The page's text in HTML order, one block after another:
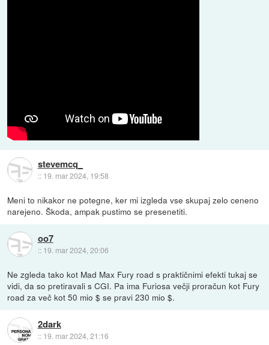
stevemcq_
:: 19. mar 2024, 19:58
Meni to nikakor ne potegne, ker mi izgleda vse skupaj zelo ceneno
narejeno. Škoda, ampak pustimo se presenetiti.
oo7
:: 19. mar 2024, 20:06
Ne zgleda tako kot Mad Max Fury road s praktičnimi efekti tukaj se
vidi, da so pretiravali s CGI. Pa ima Furiosa večji proračun kot Fury
road za več kot 50 mio $ se pravi 230 mio $.
2dark
:: 19. mar 2024, 21:16